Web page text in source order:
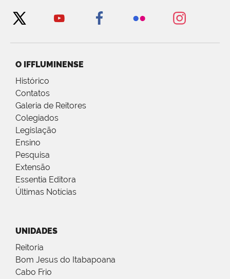
O IFFLUMINENSE
Histórico
Contatos
Galeria de Reitores
Colegiados
Legislação
Ensino
Pesquisa
Extensão
Essentia Editora
Últimas Notícias
UNIDADES
Reitoria
Bom Jesus do Itabapoana
Cabo Frio